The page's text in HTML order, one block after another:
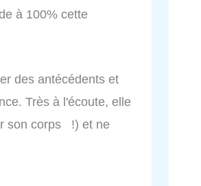
à 100% cette
des antécédents et
Très à l'écoute, elle
son corps !) et ne